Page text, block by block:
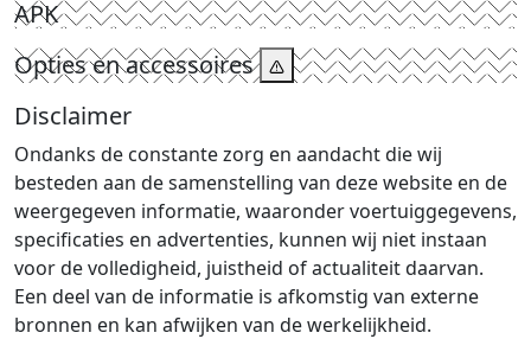
APK
Opties en accessoires
Disclaimer
Ondanks de constante zorg en aandacht die wij
besteden aan de samenstelling van deze website en de
weergegeven informatie, waaronder voertuiggegevens,
specificaties en advertenties, kunnen wij niet instaan
voor de volledigheid, juistheid of actualiteit daarvan.
Een deel van de informatie is afkomstig van externe
bronnen en kan afwijken van de werkelijkheid.